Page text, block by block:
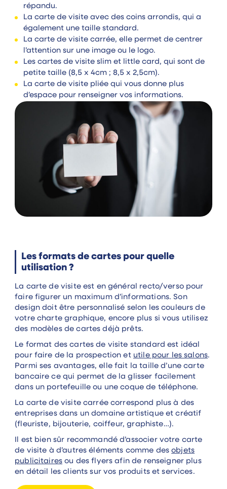
répandu.
La carte de visite avec des coins arrondis, qui a
également une taille standard.
La carte de visite carrée, elle permet de centrer
l’attention sur une image ou le logo.
Les cartes de visite slim et little card, qui sont de
petite taille (8,5 x 4cm ; 8,5 x 2,5cm).
La carte de visite pliée qui vous donne plus
d’espace pour renseigner vos informations.
Les formats de cartes pour quelle
utilisation ?
La carte de visite est en général recto/verso pour
faire figurer un maximum d’informations. Son
design doit être personnalisé selon les couleurs de
votre charte graphique, encore plus si vous utilisez
des modèles de cartes déjà prêts.
Le format des cartes de visite standard est idéal
pour faire de la prospection et utile pour les salons.
Parmi ses avantages, elle fait la taille d’une carte
bancaire ce qui permet de la glisser facilement
dans un portefeuille ou une coque de téléphone.
La carte de visite carrée correspond plus à des
entreprises dans un domaine artistique et créatif
(fleuriste, bijouterie, coiffeur, graphiste…).
Il est bien sûr recommandé d’associer votre carte
de visite à d’autres éléments comme desobjets
publicitaires ou des flyers afin de renseigner plus
en détail les clients sur vos produits et services.